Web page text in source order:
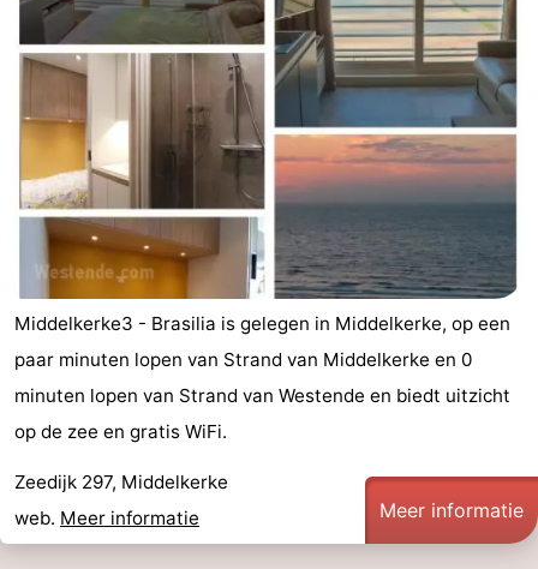
Haan
Bredene
-
Middelkerke
Nieuwpoort
-
Oostduinkerke
Koksijde
-
De
Panne
-
Natuur
Westhoek
Weer
Contact
Middelkerke3 - Brasilia is gelegen in Middelkerke, op een
paar minuten lopen van Strand van Middelkerke en 0
minuten lopen van Strand van Westende en biedt uitzicht
op de zee en gratis WiFi.
Zeedijk 297, Middelkerke
web. Meer informatie Meer informatie